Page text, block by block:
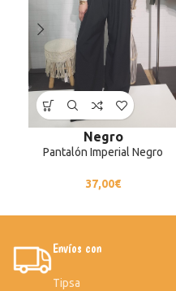
Negro
Pantalón Imperial Negro
37,00€
Envíos con
Tipsa